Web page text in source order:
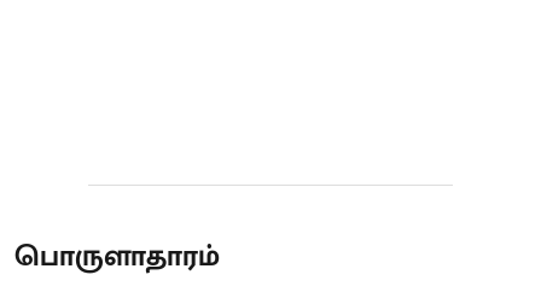
பொருளாதாரம்